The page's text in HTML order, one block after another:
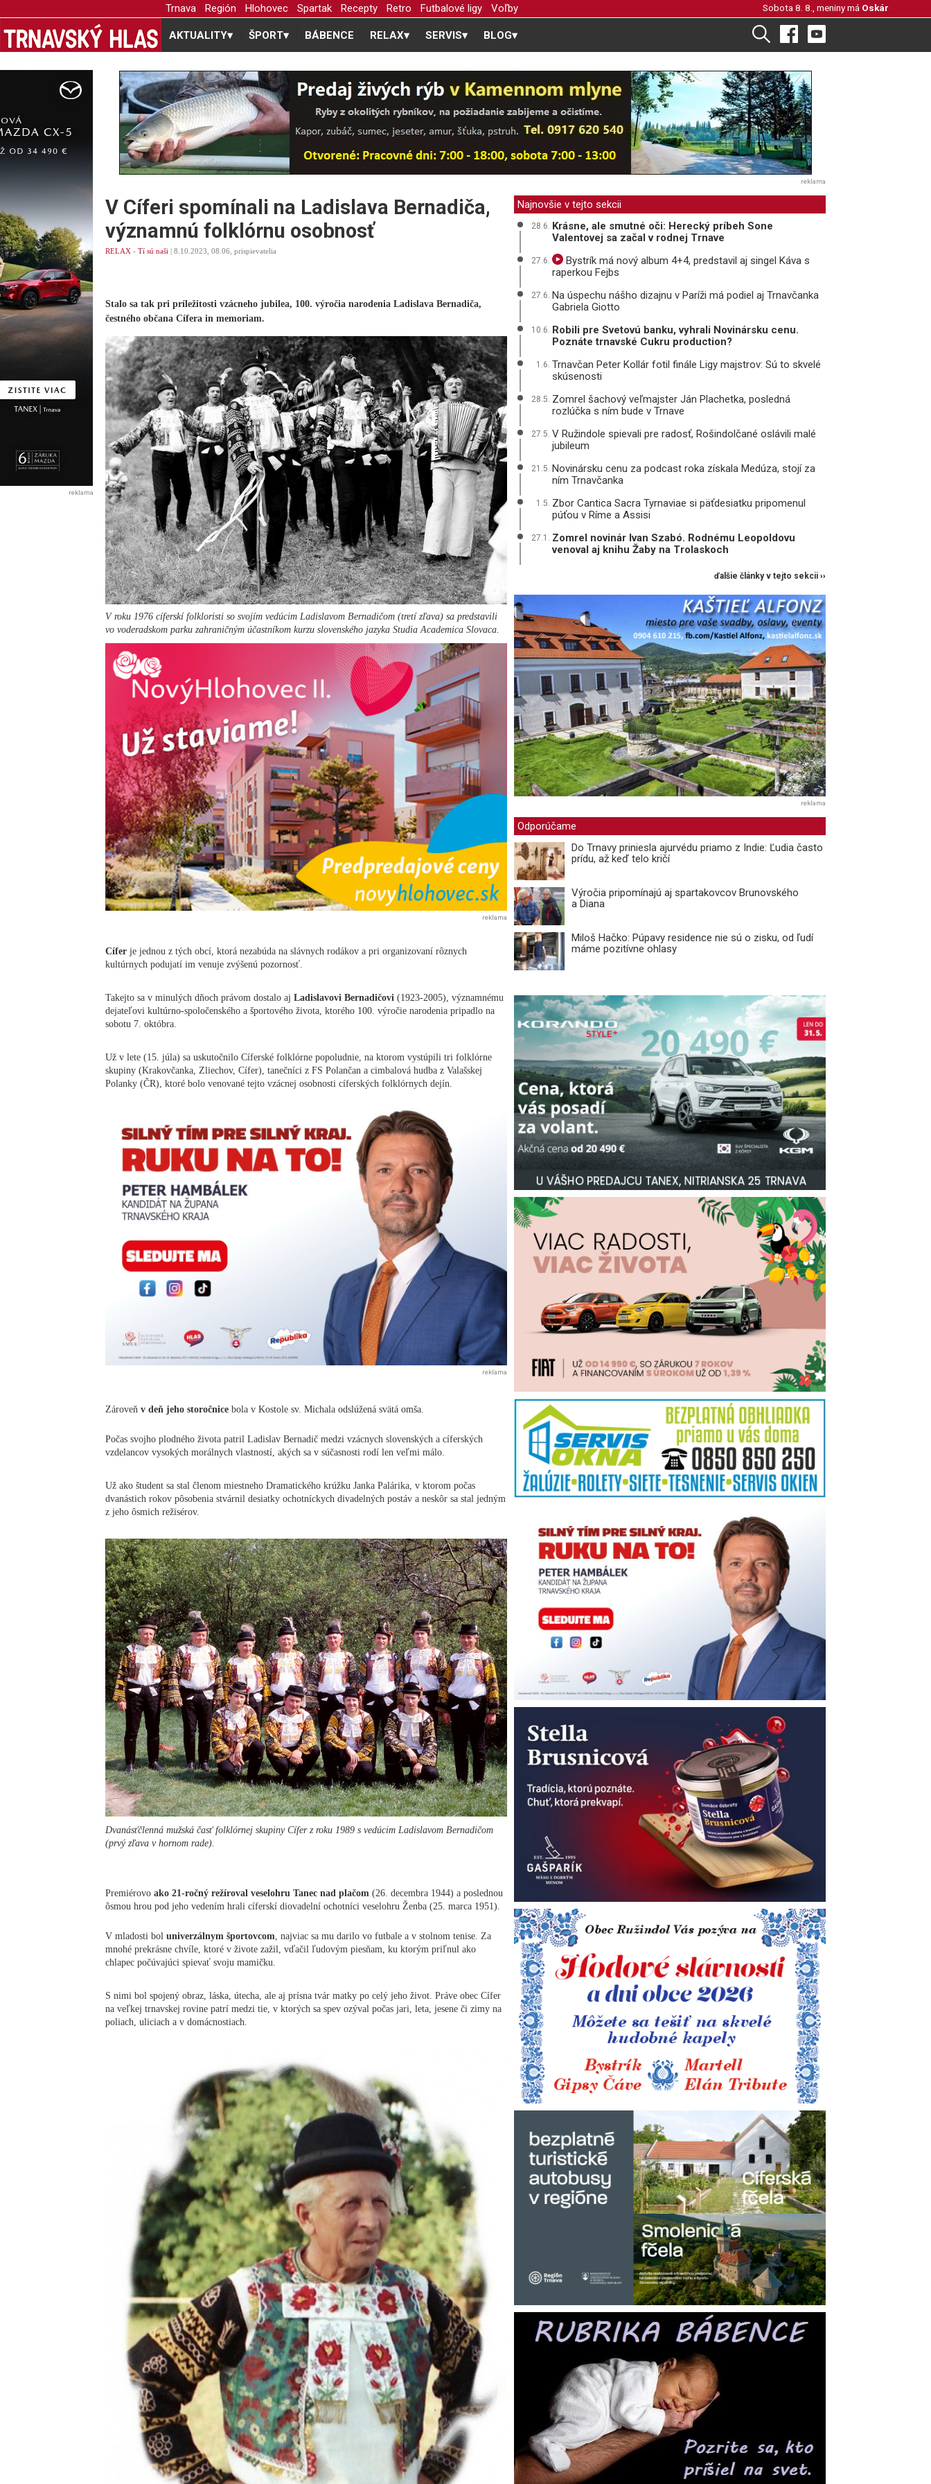
Trnava Región Hlohovec Spartak Recepty Retro Futbalové ligy Voľby Sobota 8. 8., meniny má Oskár
AKTUALITY▾ ŠPORT▾ BÁBENCE RELAX▾ SERVIS▾ BLOG▾
reklama
V Cíferi spomínali na Ladislava Bernadiča,
významnú folklórnu osobnosť
RELAX - Tí sú naši | 8.10.2023, 08.06, prispievatelia
Stalo sa tak pri príležitosti vzácneho jubilea, 100. výročia narodenia Ladislava Bernadiča,
čestného občana Cífera in memoriam.
V roku 1976 cíferskí folkloristi so svojím vedúcim Ladislavom Bernadičom (tretí zľava) sa predstavili
vo voderadskom parku zahraničným účastníkom kurzu slovenského jazyka Studia Academica Slovaca.
reklama
Cífer je jednou z tých obcí, ktorá nezabúda na slávnych rodákov a pri organizovaní rôznych
kultúrnych podujatí im venuje zvýšenú pozornosť.
Takejto sa v minulých dňoch právom dostalo aj Ladislavovi Bernadičovi (1923-2005), významnému
dejateľovi kultúrno-spoločenského a športového života, ktorého 100. výročie narodenia pripadlo na
sobotu 7. októbra.
Už v lete (15. júla) sa uskutočnilo Cíferské folklórne popoludnie, na ktorom vystúpili tri folklórne
skupiny (Krakovčanka, Zliechov, Cífer), tanečníci z FS Polančan a cimbalová hudba z Valašskej
Polanky (ČR), ktoré bolo venované tejto vzácnej osobnosti cíferských folklórnych dejín.
reklama
Zároveň v deň jeho storočnice bola v Kostole sv. Michala odslúžená svätá omša.
Počas svojho plodného života patril Ladislav Bernadič medzi vzácnych slovenských a cíferských
vzdelancov vysokých morálnych vlastností, akých sa v súčasnosti rodí len veľmi málo.
Už ako študent sa stal členom miestneho Dramatického krúžku Janka Palárika, v ktorom počas
dvanástich rokov pôsobenia stvárnil desiatky ochotníckych divadelných postáv a neskôr sa stal jedným
z jeho ôsmich režisérov.
Dvanásťčlenná mužská časť folklórnej skupiny Cífer z roku 1989 s vedúcim Ladislavom Bernadičom
(prvý zľava v hornom rade).
Premiérovo ako 21-ročný režíroval veselohru Tanec nad plačom (26. decembra 1944) a poslednou
ôsmou hrou pod jeho vedením hrali cíferskí diovadelní ochotníci veselohru Ženba (25. marca 1951).
V mladosti bol univerzálnym športovcom , najviac sa mu darilo vo futbale a v stolnom tenise. Za
mnohé prekrásne chvíle, ktoré v živote zažil, vďačil ľudovým piesňam, ku ktorým priľnul ako
chlapec počúvajúci spievať svoju mamičku.
S nimi bol spojený obraz, láska, útecha, ale aj prísna tvár matky po celý jeho život. Práve obec Cífer
na veľkej trnavskej rovine patrí medzi tie, v ktorých sa spev ozýval počas jari, leta, jesene či zimy na
poliach, uliciach a v domácnostiach.
Najnovšie v tejto sekcii
28.6. Krásne, ale smutné oči: Herecký príbeh Sone
Valentovej sa začal v rodnej Trnave
27.6.
Bystrík má nový album 4+4, predstavil aj singel Káva s
raperkou Fejbs
27.6. Na úspechu nášho dizajnu v Paríži má podiel aj Trnavčanka
Gabriela Giotto
10.6. Robili pre Svetovú banku, vyhrali Novinársku cenu.
Poznáte trnavské Cukru production?
1.6. Trnavčan Peter Kollár fotil finále Ligy majstrov: Sú to skvelé
skúsenosti
28.5. Zomrel šachový veľmajster Ján Plachetka, posledná
rozlúčka s ním bude v Trnave
27.5. V Ružindole spievali pre radosť, Rošindolčané oslávili malé
jubileum
21.5. Novinársku cenu za podcast roka získala Medúza, stojí za
ním Trnavčanka
1.5. Zbor Cantica Sacra Tyrnaviae si päťdesiatku pripomenul
púťou v Ríme a Assisi
27.1. Zomrel novinár Ivan Szabó. Rodnému Leopoldovu
venoval aj knihu Žaby na Trolaskoch
ďalšie články v tejto sekcii ››
reklama
Odporúčame
Do Trnavy priniesla ajurvédu priamo z Indie: Ľudia často
prídu, až keď telo kričí
Výročia pripomínajú aj spartakovcov Brunovského
a Diana
Miloš Hačko: Púpavy residence nie sú o zisku, od ľudí
máme pozitívne ohlasy
reklama